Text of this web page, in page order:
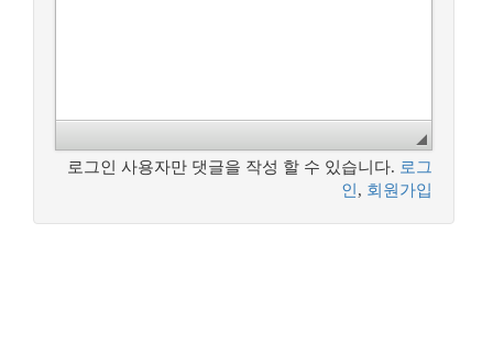
로그인 사용자만 댓글을 작성 할 수 있습니다. 로그
인 , 회원가입